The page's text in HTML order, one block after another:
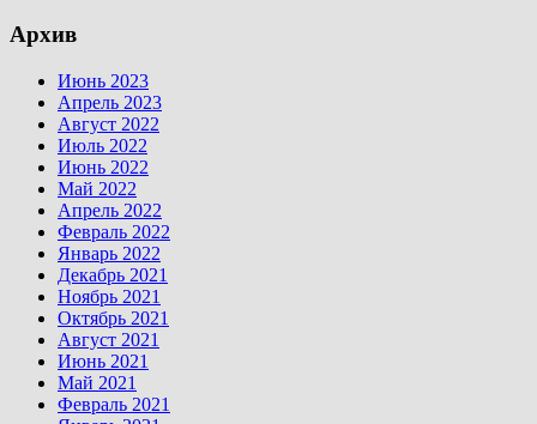
Архив
Июнь 2023
Апрель 2023
Август 2022
Июль 2022
Июнь 2022
Май 2022
Апрель 2022
Февраль 2022
Январь 2022
Декабрь 2021
Ноябрь 2021
Октябрь 2021
Август 2021
Июнь 2021
Май 2021
Февраль 2021